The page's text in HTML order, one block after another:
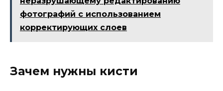
фотографий с использованием
корректирующих слоев
Зачем нужны кисти